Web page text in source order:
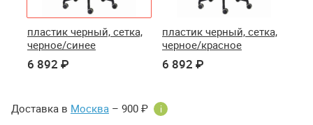
пластик черный, сетка,
черное/синее
6 892 ₽
пластик черный, сетка,
черное/красное
6 892 ₽
Доставка в Москва – 900 ₽ i